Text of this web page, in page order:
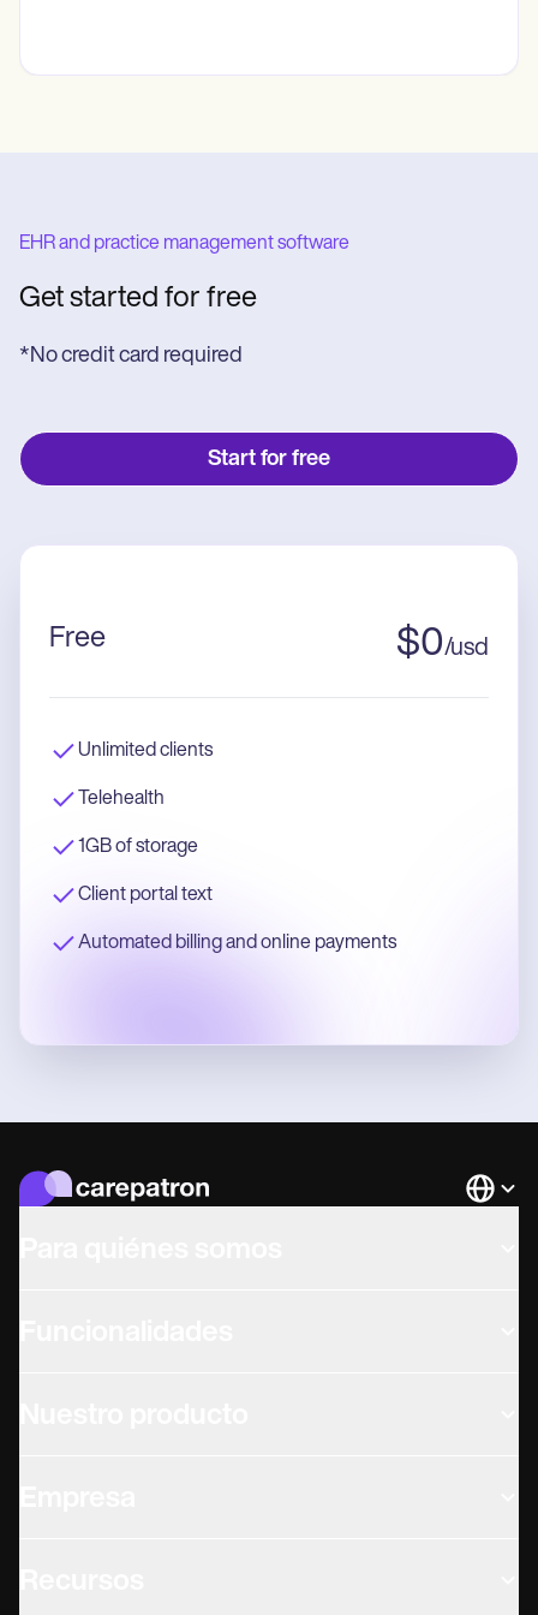
EHR and practice management software
Get started for free
*No credit card required
Start for free
Free $0/usd
Unlimited clients
Telehealth
1GB of storage
Client portal text
Automated billing and online payments